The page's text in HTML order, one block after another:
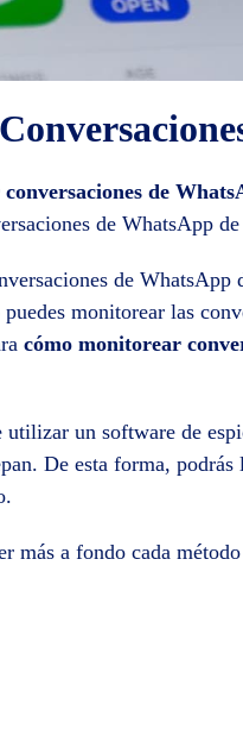
de
de WhatsApp
de
monitorear las
cómo monitorear
un software de
De esta forma,
más a fondo cada